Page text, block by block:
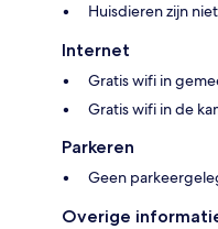
Huisdieren zijn
Internet
Gratis wifi in
Gratis wifi in de
Parkeren
Geen
Overige